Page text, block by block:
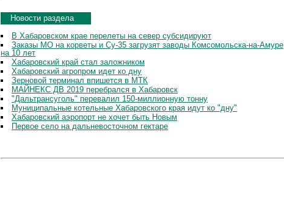
Новости раздела
В Хабаровском крае перелеты на север субсидируют
Заказы МО на корветы и Су-35 загрузят заводы Комсомольска-на-Амуре
на 10 лет
Хабаровский край стал заложником
Хабаровский агропром идет ко дну
Зерновой терминал впишется в МТК
МАЙНЕКС ДВ 2019 перебрался в Хабаровск
"Дальтрансуголь" перевалил 150-миллионную тонну
Муниципальные котельные Хабаровского края идут ко "дну"
Хабаровский аэропорт не хочет быть Новым
Первое село на дальневосточном гектаре